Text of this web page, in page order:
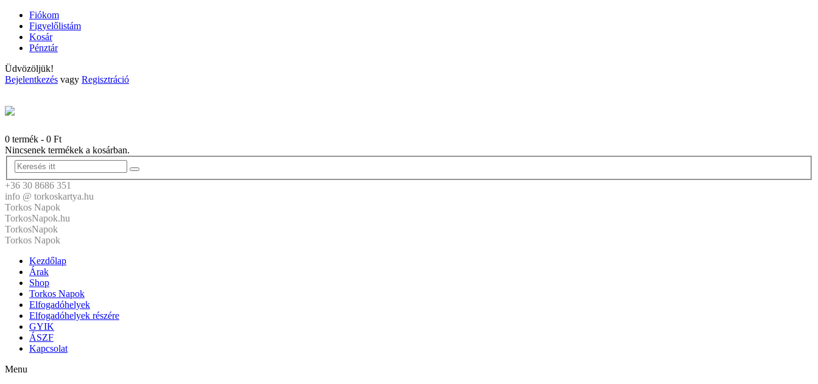
Fiókom
Figyelőlistám
Kosár
Pénztár
Üdvözöljük!
Bejelentkezés vagy Regisztráció
0 termék - 0 Ft
Nincsenek termékek a kosárban.
+36 30 8686 351
info @ torkoskartya.hu
Torkos Napok
TorkosNapok.hu
TorkosNapok
Torkos Napok
Kezdőlap
Árak
Shop
Torkos Napok
Elfogadóhelyek
Elfogadóhelyek részére
GYIK
ÁSZF
Kapcsolat
Menu